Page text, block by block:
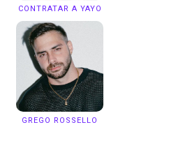
CONTRATAR A YAYO
GREGO ROSSELLO